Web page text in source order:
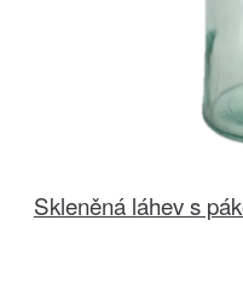
Skleněná láhev s